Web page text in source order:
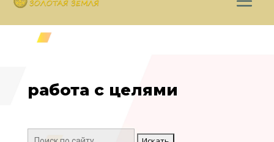
работа с целями
Поиск: